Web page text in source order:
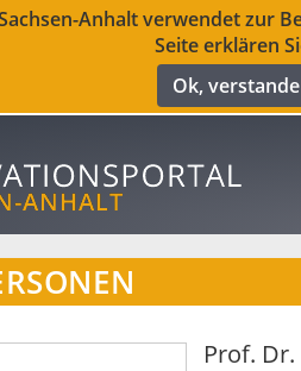
Anhalt verwendet zur
Seite erklären
Ok,
Prof.